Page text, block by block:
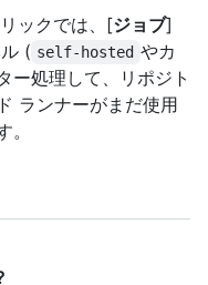
ックでは、[ジョブ]
( self-hosted やカ
ー処理して、リポジト
ランナーがまだ使用